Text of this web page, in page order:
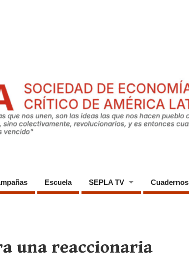
Escuela SEPLA TV Cuadernos
una reaccionaria